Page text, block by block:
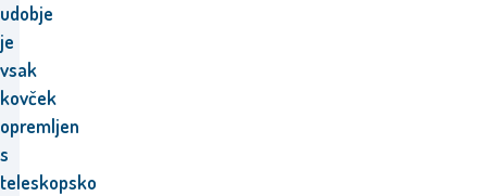
udobje
je
vsak
kovček
opremljen
s
teleskopsko